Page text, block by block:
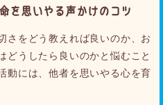
を思いやる声かけのコツ
さをどう教えれば良いのか、お
どうしたら良いのかと悩むこと
動には、他者を思いやる心を育